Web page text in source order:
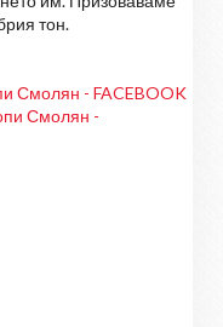
тон.
Смолян - FACEBOOK
Смолян -